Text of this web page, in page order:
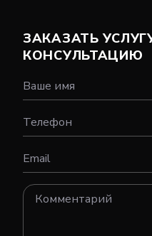
ЗАКАЗАТЬ
КОНСУЛЬТАЦИЮ
Ваше имя
Телефон
Email